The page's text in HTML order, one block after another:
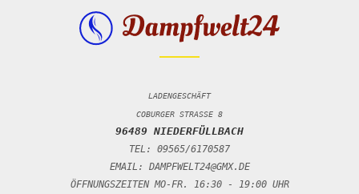
LADENGESCHÄFT
COBURGER STRASSE 8
96489 NIEDERFÜLLBACH
TEL: 09565/6170587
EMAIL: DAMPFWELT24@GMX.DE
ÖFFNUNGSZEITEN MO-FR. 16:30 - 19:00 UHR